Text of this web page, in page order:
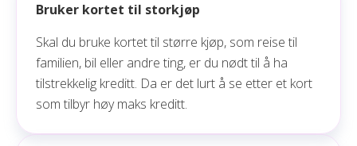
Bruker kortet til storkjøp
Skal du bruke kortet til større kjøp, som reise til
familien, bil eller andre ting, er du nødt til å ha
tilstrekkelig kreditt. Da er det lurt å se etter et kort
som tilbyr høy maks kreditt.